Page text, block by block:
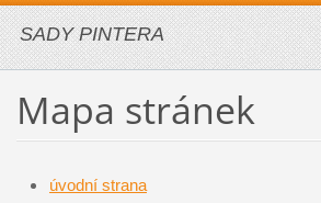
SADY PINTERA
Mapa stránek
úvodní strana